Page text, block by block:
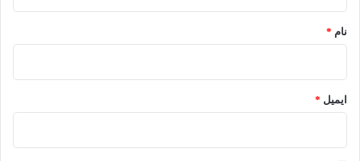
نام *
ایمیل *